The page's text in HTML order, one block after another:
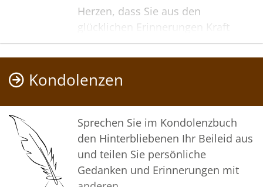
Herzen, dass Sie aus den
glücklichen Erinnerungen Kraft
schöpfen, um positiv in die Zukunft
zu gehen. Diese Gedenkseite möge
Ihnen dabei helfen, Ihre Trauer zu
gemeinsam wachzuhalten.
In tiefer Verbundenheit
Ihr Bestattungshaus Molly
Kondolenzen
Sprechen Sie im Kondolenzbuch
den Hinterbliebenen Ihr Beileid aus
und teilen Sie persönliche
Gedanken und Erinnerungen mit